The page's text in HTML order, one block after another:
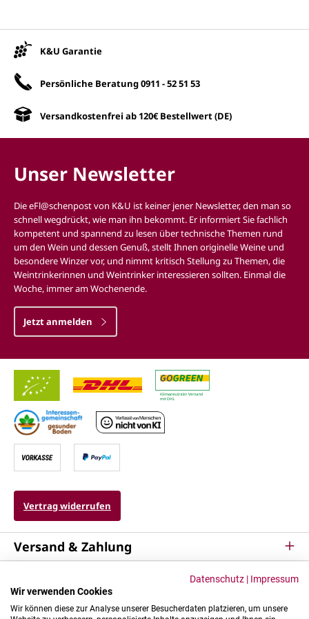
K&U Garantie
Persönliche Beratung0911 - 52 51 53
Versandkostenfrei ab 120€ Bestellwert (DE)
Unser Newsletter
Die eFl@schenpost von K&U ist keiner jener Newsletter, den man so
schnell wegdrückt, wie man ihn bekommt. Er informiert Sie fachlich
kompetent und spannend zu lesen über technische Themen rund
um den Wein und dessen Genuß, stellt Ihnen originelle Weine und
besondere Winzer vor, und nimmt kritisch Stellung zu Themen, die
Weintrinkerinnen und Weintrinker interessieren sollten. Einmal die
Woche, immer am Wochenende.
Jetzt anmelden
Vertrag widerrufen
Versand & Zahlung
Kontakt & Mehr
Datenschutz | Impressum
Wir verwenden Cookies
Wir können diese zur Analyse unserer Besucherdaten platzieren, um unsere